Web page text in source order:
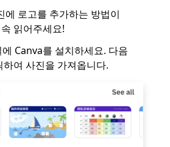
에 로고를 추가하는 방법이
읽어주세요!
Canva를 설치하세요. 다음
여 사진을 가져옵니다.